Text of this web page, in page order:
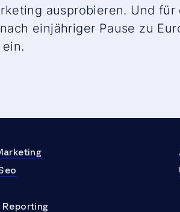
ausprobieren. Und
einjähriger Pause zu